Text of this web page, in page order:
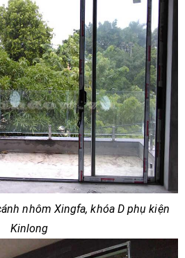
nhôm Xingfa, khóa D phụ kiện
Kinlong